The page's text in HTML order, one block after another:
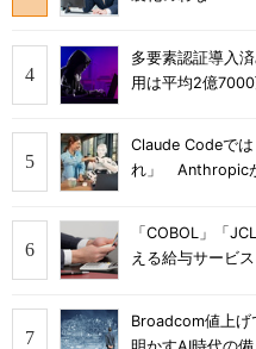
多要素認証導入
用は平均2億
Claude Codeで
れ」 Anthropic
「COBOL」「
える給与サービ
Broadcom値上